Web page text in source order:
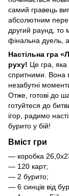
самий гравець
абсолютним
другий раунд, то
фінальна дуель,
Настільна гра
руху! Це гра,
спритними. Вона
незабутні
Отже, готові до
готуйтеся до
ігор, радимо
бурито у бій!
Вміст гри
— коробка
— 120 карт;
— 2 бурито;
— 6 синців від